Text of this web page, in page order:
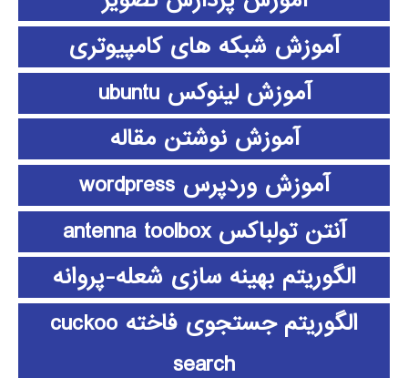
آموزش شبکه های کامپیوتری
آموزش لینوکس ubuntu
آموزش نوشتن مقاله
آموزش وردپرس wordpress
آنتن تولباکس antenna toolbox
الگوریتم بهینه سازی شعله-پروانه
الگوریتم جستجوی فاخته cuckoo
search